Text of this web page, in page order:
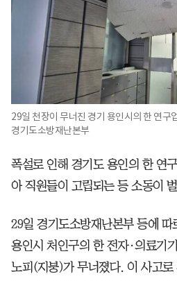
29일 천장이 무너진 경기 용인시의 한 연구
경기도소방재난본부
폭설로 인해 경기도 용인의 한 연
아 직원들이 고립되는 등 소동이
29일 경기도소방재난본부 등에
용인시 처인구의 한 전자·의료기
노피(지붕)가 무너졌다. 이 사고